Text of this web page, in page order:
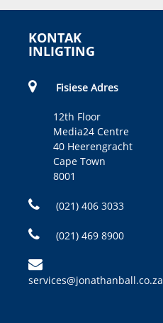
KONTAK
INLIGTING
Fisiese Adres
12th Floor
Media24 Centre
40 Heerengracht
Cape Town
8001
(021) 406 3033
(021) 469 8900
services@jonathanball.co.za